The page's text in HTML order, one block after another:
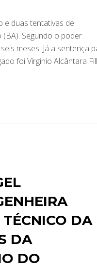
e duas tentativas de
Segundo o poder
meses. Já a sentença
foi Virginio Alcântara
DA
DA
DO